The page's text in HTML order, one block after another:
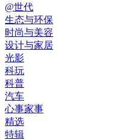
@世代
生态与环保
时尚与美容
设计与家居
光影
科玩
科普
汽车
心事家事
精选
特辑